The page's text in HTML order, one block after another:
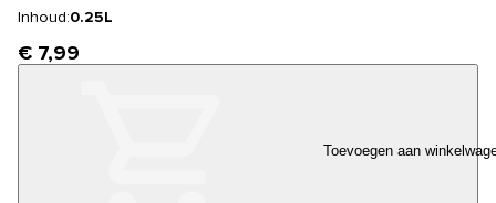
Inhoud:0.25L
€ 7,99
Toevoegen aan